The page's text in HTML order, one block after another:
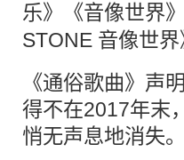
乐》《音像世界
STONE 音像世
《通俗歌曲》声
得不在2017年末
悄无声息地消失